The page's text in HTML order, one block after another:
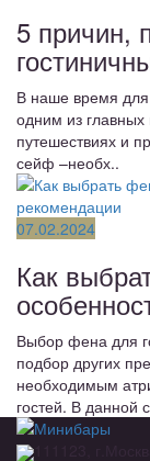
5 причин,
В наше время для
одним из главных
путешествиях и
сейф –необх..
07.02.2024
Как
Выбор фена для
подбор других
необходимым
гостей. В данной